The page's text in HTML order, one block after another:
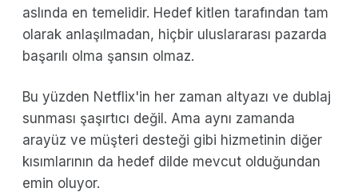
aslında en temelidir. Hedef kitlen tarafından tam
olarak anlaşılmadan, hiçbir uluslararası pazarda
başarılı olma şansın olmaz.
Bu yüzden Netflix'in her zaman altyazı ve dublaj
sunması şaşırtıcı değil. Ama aynı zamanda
arayüz ve müşteri desteği gibi hizmetinin diğer
kısımlarının da hedef dilde mevcut olduğundan
emin oluyor.